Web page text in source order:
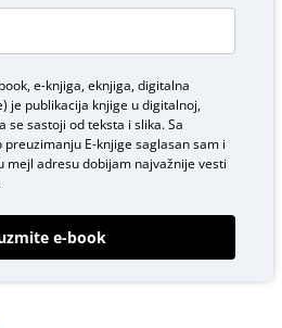
e-knjiga, eknjiga, digitalna
je publikacija knjige u digitalnoj,
se sastoji od teksta i slika. Sa
preuzimanju E-knjigesaglasan sam i
mejl adresu dobijam najvažnije vesti
e-book